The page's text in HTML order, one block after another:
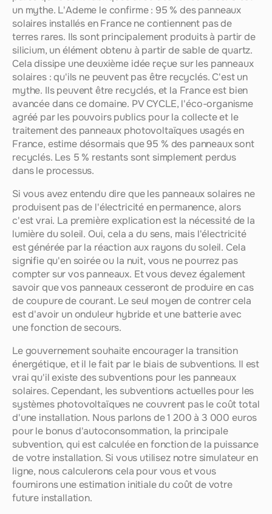
un mythe. L'Ademe le confirme : 95 % des panneaux
solaires installés en France ne contiennent pas de
terres rares. Ils sont principalement produits à partir de
silicium, un élément obtenu à partir de sable de quartz.
Cela dissipe une deuxième idée reçue sur les panneaux
solaires : qu'ils ne peuvent pas être recyclés. C'est un
mythe. Ils peuvent être recyclés, et la France est bien
avancée dans ce domaine. PV CYCLE, l'éco-organisme
agréé par les pouvoirs publics pour la collecte et le
traitement des panneaux photovoltaïques usagés en
France, estime désormais que 95 % des panneaux sont
recyclés. Les 5 % restants sont simplement perdus
dans le processus.
Si vous avez entendu dire que les panneaux solaires ne
produisent pas de l'électricité en permanence, alors
c'est vrai. La première explication est la nécessité de la
lumière du soleil. Oui, cela a du sens, mais l'électricité
est générée par la réaction aux rayons du soleil. Cela
signifie qu'en soirée ou la nuit, vous ne pourrez pas
compter sur vos panneaux. Et vous devez également
savoir que vos panneaux cesseront de produire en cas
de coupure de courant. Le seul moyen de contrer cela
est d'avoir un onduleur hybride et une batterie avec
une fonction de secours.
Le gouvernement souhaite encourager la transition
énergétique, et il le fait par le biais de subventions. Il est
vrai qu'il existe des subventions pour les panneaux
solaires. Cependant, les subventions actuelles pour les
systèmes photovoltaïques ne couvrent pas le coût total
d'une installation. Nous parlons de 1 200 à 3 000 euros
pour le bonus d'autoconsommation, la principale
subvention, qui est calculée en fonction de la puissance
de votre installation. Si vous utilisez notre simulateur en
ligne, nous calculerons cela pour vous et vous
fournirons une estimation initiale du coût de votre
future installation.